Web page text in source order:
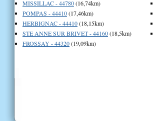
MISSILLAC - 44780(16,74km)
POMPAS - 44410(17,46km)
HERBIGNAC - 44410(18,15km)
STE ANNE SUR BRIVET - 44160(18,5km)
FROSSAY - 44320(19,09km)